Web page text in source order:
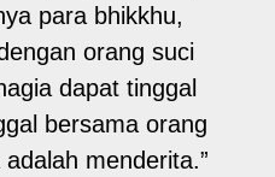
para bhikkhu,
orang suci
dapat tinggal
bersama orang
menderita.”